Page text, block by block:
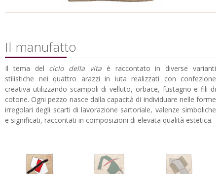
Il manufatto
Il tema del ciclo della vita è raccontato in diverse varianti
stilistiche nei quattro arazzi in iuta realizzati con confezione
creativa utilizzando scampoli di velluto, orbace, fustagno e fili di
cotone. Ogni pezzo nasce dalla capacità di individuare nelle forme
irregolari degli scarti di lavorazione sartoriale, valenze simboliche
e significati, raccontati in composizioni di elevata qualità estetica.